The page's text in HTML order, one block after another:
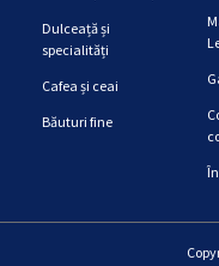
Dulceață și
specialități
Cafea și ceai
Băuturi fine